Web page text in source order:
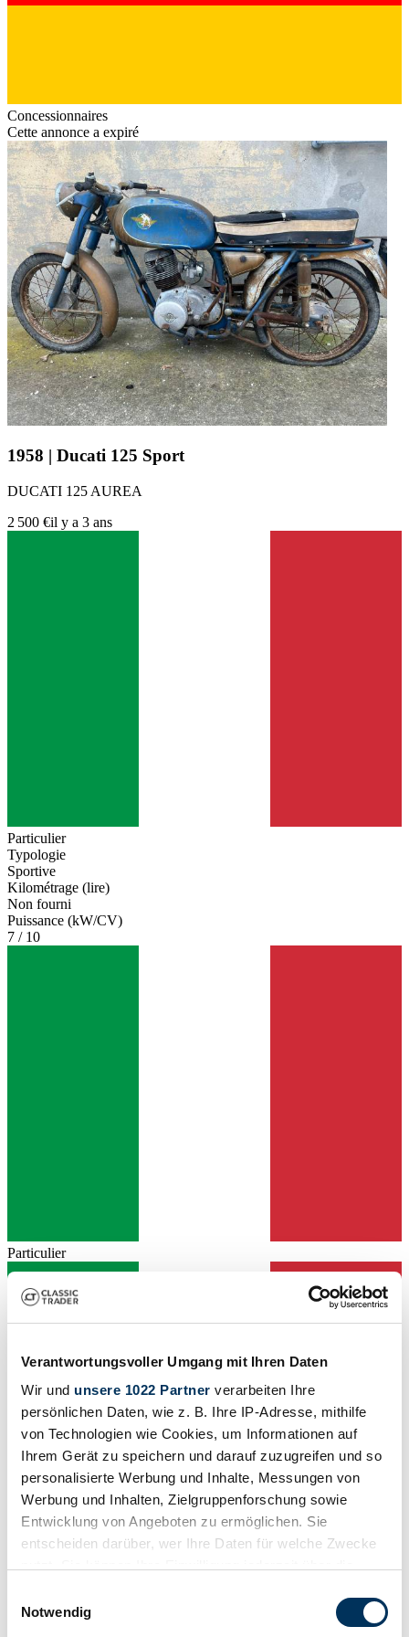
Verantwortungsvoller Umgang mit Ihren Daten
Wir und unsere 1022 Partner verarbeiten Ihre
persönlichen Daten, wie z. B. Ihre IP-Adresse, mithilfe
von Technologien wie Cookies, um Informationen auf
Ihrem Gerät zu speichern und darauf zuzugreifen und so
personalisierte Werbung und Inhalte, Messungen von
Werbung und Inhalten, Zielgruppenforschung sowie
Entwicklung von Angeboten zu ermöglichen. Sie
entscheiden darüber, wer Ihre Daten für welche Zwecke
Trigger Symbol ändern oder widerrufen
Notwendig
Concessionnaires
Cette annonce a expiré
1958 | Ducati 125 Sport
DUCATI 125 AUREA
2 500 €il y a 3 ans
Particulier
Typologie
Sportive
Kilométrage (lire)
Non fourni
Puissance (kW/CV)
7 / 10
Particulier
Particulier